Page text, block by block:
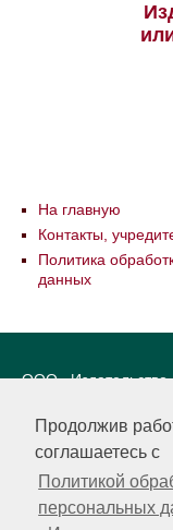
Продолжив
соглашаетесь с
Политикой
персональных
На главную
Контакты,
Политика
данных
ООО «Издательство
LLC Материалы,
охраняются
прав. Публикация
этого сайта
предварительного
издательством.